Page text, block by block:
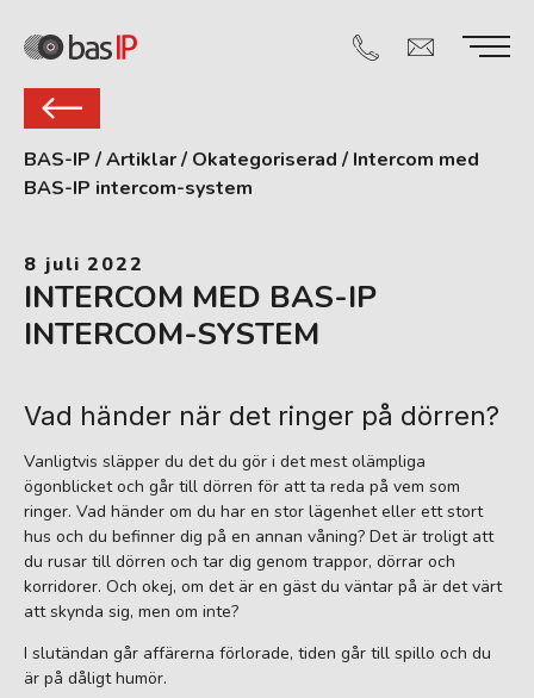
BAS-IP /Artiklar/ Okategoriserad / Intercom med
BAS-IP intercom-system
8 juli 2022
INTERCOM MED BAS-IP
INTERCOM-SYSTEM
Vad händer när det ringer på dörren?
Vanligtvis släpper du det du gör i det mest olämpliga
ögonblicket och går till dörren för att ta reda på vem som
ringer. Vad händer om du har en stor lägenhet eller ett stort
hus och du befinner dig på en annan våning? Det är troligt att
du rusar till dörren och tar dig genom trappor, dörrar och
korridorer. Och okej, om det är en gäst du väntar på är det värt
att skynda sig, men om inte?
I slutändan går affärerna förlorade, tiden går till spillo och du
är på dåligt humör.